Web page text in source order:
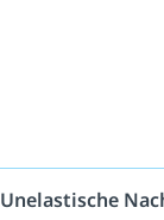
Unelastische